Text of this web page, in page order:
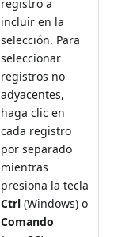
registro a
incluir en la
selección. Para
seleccionar
registros no
adyacentes,
haga clic en
cada registro
por separado
mientras
presiona la tecla
Ctrl (Windows) o
Comando